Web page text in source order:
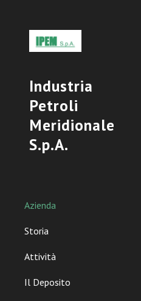
Industria
Petroli
Meridionale
S.p.A.
Azienda
Storia
Attività
Il Deposito